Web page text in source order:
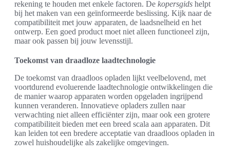
rekening te houden met enkele factoren. De kopersgids helpt
bij het maken van een geïnformeerde beslissing. Kijk naar de
compatibiliteit met jouw apparaten, de laadsnelheid en het
ontwerp. Een goed product moet niet alleen functioneel zijn,
maar ook passen bij jouw levensstijl.
Toekomst van draadloze laadtechnologie
De toekomst van draadloos opladen lijkt veelbelovend, met
voortdurend evoluerende laadtechnologie ontwikkelingen die
de manier waarop apparaten worden opgeladen ingrijpend
kunnen veranderen. Innovatieve opladers zullen naar
verwachting niet alleen efficiënter zijn, maar ook een grotere
compatibiliteit bieden met een breed scala aan apparaten. Dit
kan leiden tot een bredere acceptatie van draadloos opladen in
zowel huishoudelijke als zakelijke omgevingen.